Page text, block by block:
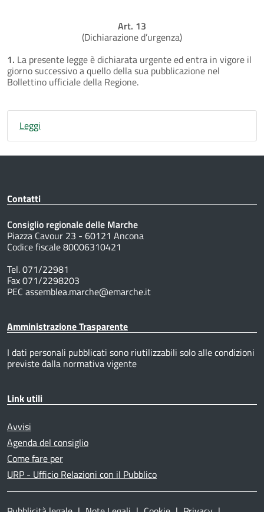
Art. 13
(Dichiarazione d’urgenza)
1. La presente legge è dichiarata urgente ed entra in vigore il
giorno successivo a quello della sua pubblicazione nel
Bollettino ufficiale della Regione.
Leggi
Contatti
Consiglio regionale delle Marche
Piazza Cavour 23 - 60121 Ancona
Codice fiscale 80006310421
Tel. 071/22981
Fax 071/2298203
PEC assemblea.marche@emarche.it
Amministrazione Trasparente
I dati personali pubblicati sono riutilizzabili solo alle condizioni
previste dalla normativa vigente
Link utili
Avvisi
Agenda del consiglio
Come fare per
URP - Ufficio Relazioni con il Pubblico